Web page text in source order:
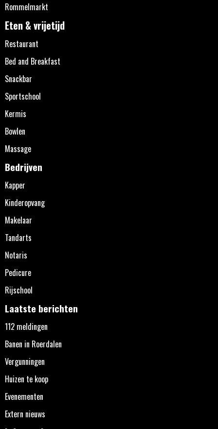
Rommelmarkt
Eten & vrijetijd
Restaurant
Bed and Breakfast
Snackbar
Sportschool
Kermis
Bowlen
Massage
Bedrijven
Kapper
Kinderopvang
Makelaar
Tandarts
Notaris
Pedicure
Rijschool
Laatste berichten
112 meldingen
Banen in Roerdalen
Vergunningen
Huizen te koop
Evenementen
Extern nieuws